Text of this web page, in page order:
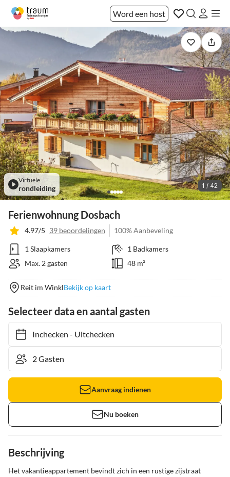
Word een host
Virtuele
rondleiding 1 / 42
Ferienwohnung Dosbach
4.97/5 39 beoordelingen 100% Aanbeveling
1 Slaapkamers
1 Badkamers
Max. 2 gasten
48 m²
Reit im WinklBekijk op kaart
Selecteer data en aantal gasten
Inchecken- Uitchecken
Aanvraag indienen
Nu boeken
Beschrijving
Het vakantieappartement bevindt zich in een rustige zijstraat